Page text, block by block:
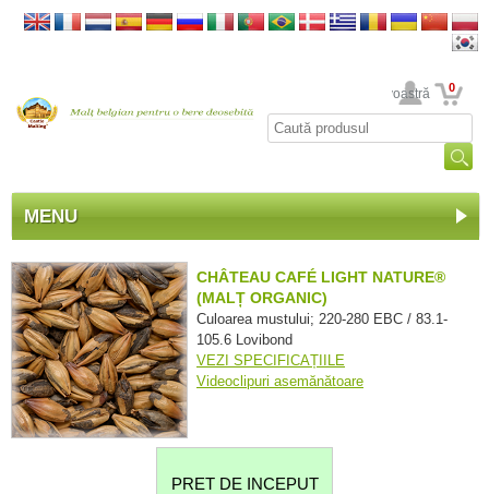
Contul dumneavoastră 0
MENU
CHÂTEAU CAFÉ LIGHT NATURE®
(MALȚ ORGANIC)
Culoarea mustului; 220-280 EBC / 83.1-
105.6 Lovibond
VEZI SPECIFICAȚIILE
Videoclipuri asemănătoare
PRET DE INCEPUT